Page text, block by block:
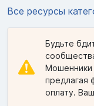
Все ресурсы
Будьте
Мошенники
предлагая
оплату.